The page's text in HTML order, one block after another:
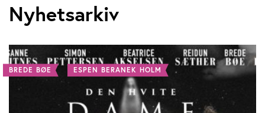
Nyhetsarkiv
BREDE BØE ESPEN BERANEK HOLM